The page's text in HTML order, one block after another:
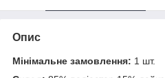
Опис
Мінімальне замовлення: 1 шт.